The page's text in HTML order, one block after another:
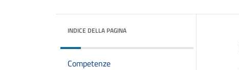
INDICE DELLA PAGINA
Competenze